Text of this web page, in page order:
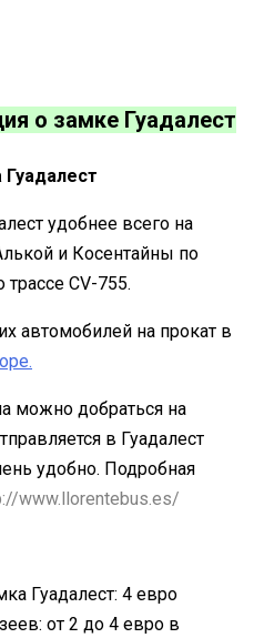
о замке Гуадалест
удобнее всего на
и Косентайны по
трассе CV-755.
автомобилей на прокат в
можно добраться на
в Гуадалест
удобно. Подробная
www.llorentebus.es/
Гуадалест: 4 евро
от 2 до 4 евро в